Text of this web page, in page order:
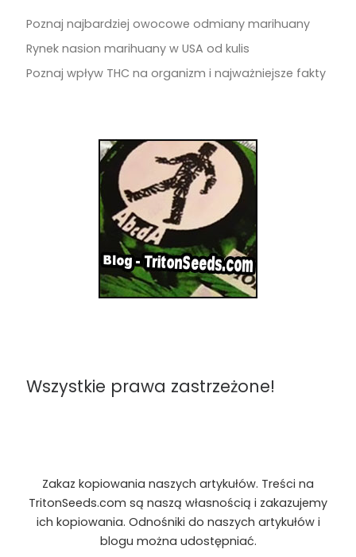
Poznaj najbardziej owocowe odmiany marihuany
Rynek nasion marihuany w USA od kulis
Poznaj wpływ THC na organizm i najważniejsze fakty
Wszystkie prawa zastrzeżone!
Zakaz kopiowania naszych artykułów. Treści na
TritonSeeds.com są naszą własnością i zakazujemy
ich kopiowania. Odnośniki do naszych artykułów i
blogu można udostępniać.